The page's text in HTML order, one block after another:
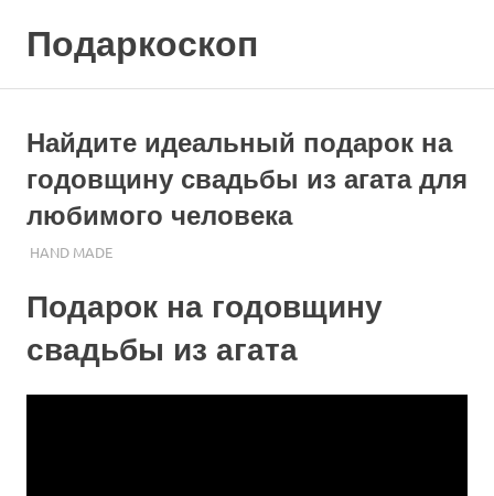
Подаркоскоп
подарить
Найдите идеальный подарок на
годовщину свадьбы из агата для
любимого человека
17.10.2023
ПОДАРЧЕК
HAND MADE
Подарок на годовщину
свадьбы из агата